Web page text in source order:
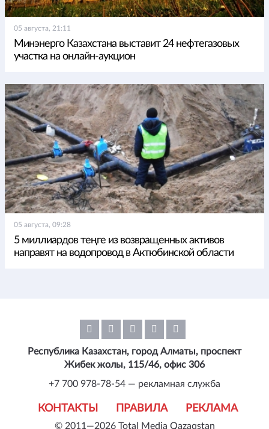
05 августа, 21:11
Минэнерго Казахстана выставит 24 нефтегазовых
участка на онлайн-аукцион
05 августа, 09:28
5 миллиардов теңге из возвращенных активов
направят на водопровод в Актюбинской области
© 2011—2026 Total Media Qazaqstan
КОНТАКТЫ ПРАВИЛА РЕКЛАМА
Республика Казахстан, город Алматы, проспект
Жибек жолы, 115/46, офис 306
+7 700 978-78-54 — рекламная служба